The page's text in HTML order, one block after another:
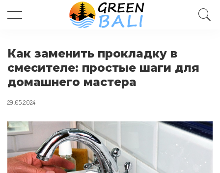
Как заменить прокладку в
смесителе: простые шаги для
домашнего мастера
29.05.2024